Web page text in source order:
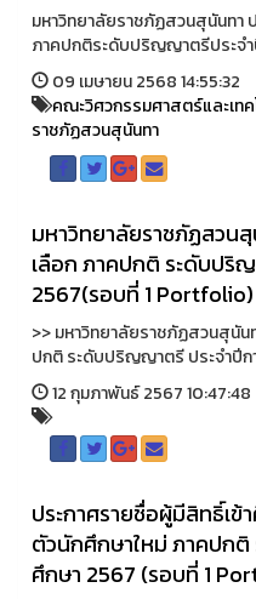
มหาวิทยาลัยราชภัฏสวนสุนันท
ภาคปกติระดับปริญญาตรีประจำ
09 เมษายน 2568 14:55:32
คณะวิศวกรรมศาสตร์และเท
ราชภัฏสวนสุนันทา
มหาวิทยาลัยราชภัฏสวน
เลือก ภาคปกติ ระดับปริ
2567(รอบที่ 1 Portfolio)
>> มหาวิทยาลัยราชภัฏสวนสุนัน
ปกติ ระดับปริญญาตรี ประจำปีก
12 กุมภาพันธ์ 2567 10:47:48
ประกาศรายชื่อผู้มีสิทธิ์เข้
ตัวนักศึกษาใหม่ ภาคปก
ศึกษา 2567 (รอบที่ 1